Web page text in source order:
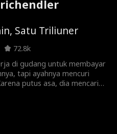
Satu Triliuner
72.8k
di gudang untuk membayar
tapi ayahnya mencuri
putus asa, dia mencari